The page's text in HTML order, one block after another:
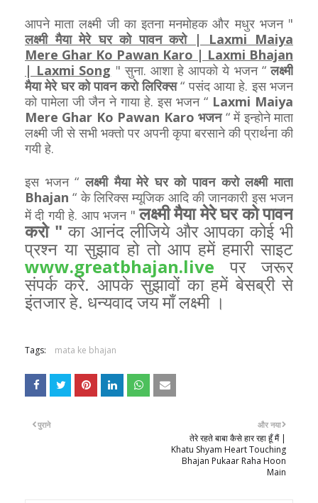
आपने माता लक्ष्मी जी का इतना मनमोहक और मधुर भजन "
लक्ष्मी मैया मेरे घर को पावन करो | Laxmi Maiya
Mere Ghar Ko Pawan Karo | Laxmi Bhajan
| Laxmi Song " सुना. आशा हे आपको ये भजन “लक्ष्मी
मैया मेरे घर को पावन करो लिरिक्स“ पसंद आया हे. इस भजन
को पामेला जी जैन ने गाया हे. इस भजन “ Laxmi Maiya
Mere Ghar Ko Pawan Karo भजन“ में इन्होने माता
लक्ष्मी जी से सभी भक्तो पर अपनी कृपा बरसाने की प्रार्थना की
गयी हे.
इस भजन “लक्ष्मी मैया मेरे घर को पावन करो लक्ष्मी माता
Bhajan “ के लिरिक्स म्यूजिक आदि की जानकारी इस भजन
में दी गयी हे. आप भजन "लक्ष्मी मैया मेरे घर को पावन
करो " का आनंद लीजिये और आपका कोई भी
प्रश्न या सुझाव हो तो आप हमें हमारी साइट
www.greatbhajan.live पर जरूर
संपर्क करे. आपके सुझावों का हमें बेसब्री से
इंतजार हे. धन्यवाद जय माँ लक्ष्मी ।
Tags: mata ke bhajan
और नया
तेरे रहते बाबा कैसे हार रहा हूँ मैं |
Khatu Shyam Heart Touching
Bhajan Pukaar Raha Hoon
Main
पुराने